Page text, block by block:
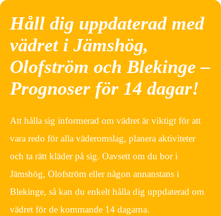
Håll dig uppdaterad med
vädret i Jämshög,
Olofström och Blekinge –
Prognoser för 14 dagar!
Att hålla sig informerad om vädret är viktigt för att
vara redo för alla väderomslag, planera aktiviteter
och ta rätt kläder på sig. Oavsett om du bor i
Jämshög, Olofström eller någon annanstans i
Blekinge, så kan du enkelt hålla dig uppdaterad om
vädret för de kommande 14 dagarna.